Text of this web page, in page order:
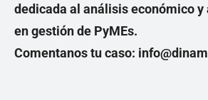
dedicada al análisis económico
en gestión de PyMEs.
Comentanos tu caso: